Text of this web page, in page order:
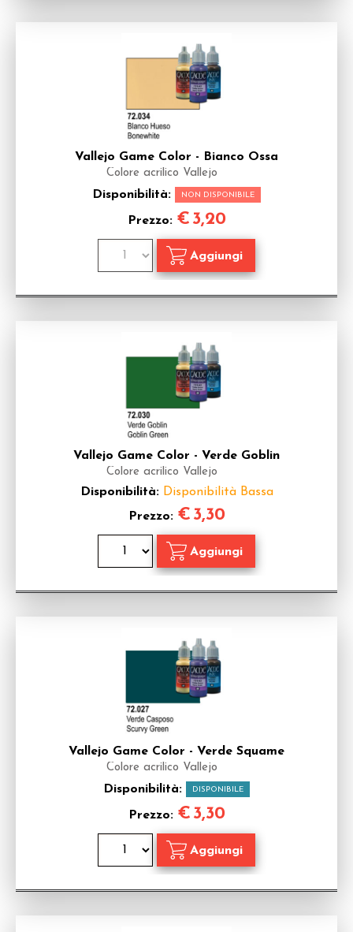
Vallejo Game Color - Bianco Ossa
Colore acrilico Vallejo
Disponibilità: NON DISPONIBILE
Prezzo: € 3,20
Vallejo Game Color - Verde Goblin
Colore acrilico Vallejo
Disponibilità: Disponibilità Bassa
Prezzo: € 3,30
Vallejo Game Color - Verde Squame
Colore acrilico Vallejo
Disponibilità: DISPONIBILE
Prezzo: € 3,30